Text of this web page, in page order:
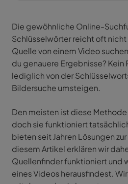
Die gewöhnliche Online-
Schlüsselwörter reicht oft nicht
Quelle von einem Video
du genauere Ergebnisse? Kein
lediglich von der
Bildersuche umsteigen.
Den meisten ist diese
doch sie funktioniert
bieten seit Jahren Lösungen
diesem Artikel erklären wir
Quellenfinder funktioniert und
eines Videos herausfindest.